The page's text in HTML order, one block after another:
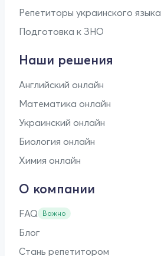
Репетиторы украинского языка
Подготовка к ЗНО
Наши решения
Английский онлайн
Математика онлайн
Украинский онлайн
Биология онлайн
Химия онлайн
О компании
FAQ Важно
Блог
Стань репетитором